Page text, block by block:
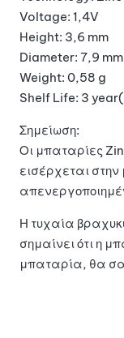
Voltage: 1,4V
Height: 3,6 mm
Diameter: 7,9 mm
Weight: 0,58 g
Shelf Life: 3
Σημείωση:
Οι μπαταρίες
εισέρχεται
Η τυχαία
σημαίνει ότι η
μπαταρία, θα